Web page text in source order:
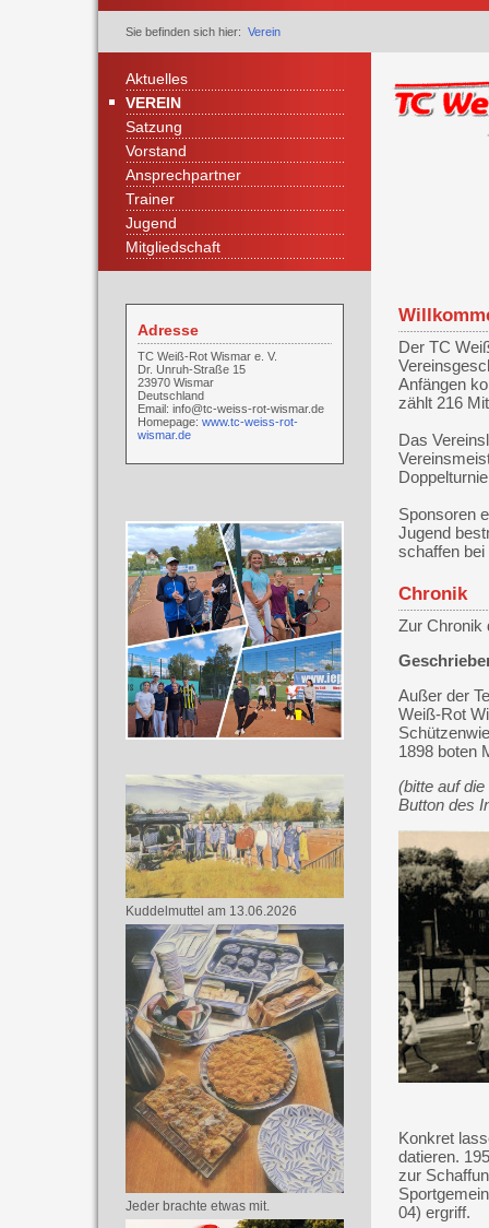
Sie befinden sich hier: Verein
Aktuelles
VEREIN
Satzung
Vorstand
Ansprechpartner
Trainer
Jugend
Mitgliedschaft
Adresse
TC Weiß-Rot Wismar e. V.
Dr. Unruh-Straße 15
23970 Wismar
Deutschland
Email: info@tc-weiss-rot-wismar.de
Homepage: www.tc-weiss-rot-
wismar.de
Kuddelmuttel am 13.06.2026
Jeder brachte etwas mit.
Der TC
Anfängen
zählt 216
Das
Sponsoren
Jugend
schaffen bei
Chronik
Zur Chronik
Außer der
Weiß-Rot
1898 boten
(bitte auf
Button des
Konkret
datieren.
zur
04) ergriff.